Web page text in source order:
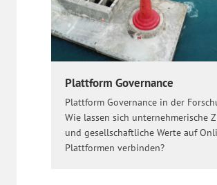
Plattform Governance
Plattform Governance in der
Wie lassen sich unternehmerische
und gesellschaftliche Werte auf
Plattformen verbinden?